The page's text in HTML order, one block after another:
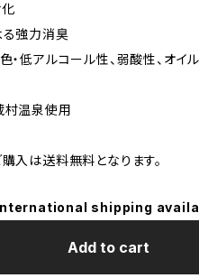
化
る強力消臭
・低アルコール性、弱酸性、オイ
村温泉使用
入は送料無料となります。
shipping
Add to cart